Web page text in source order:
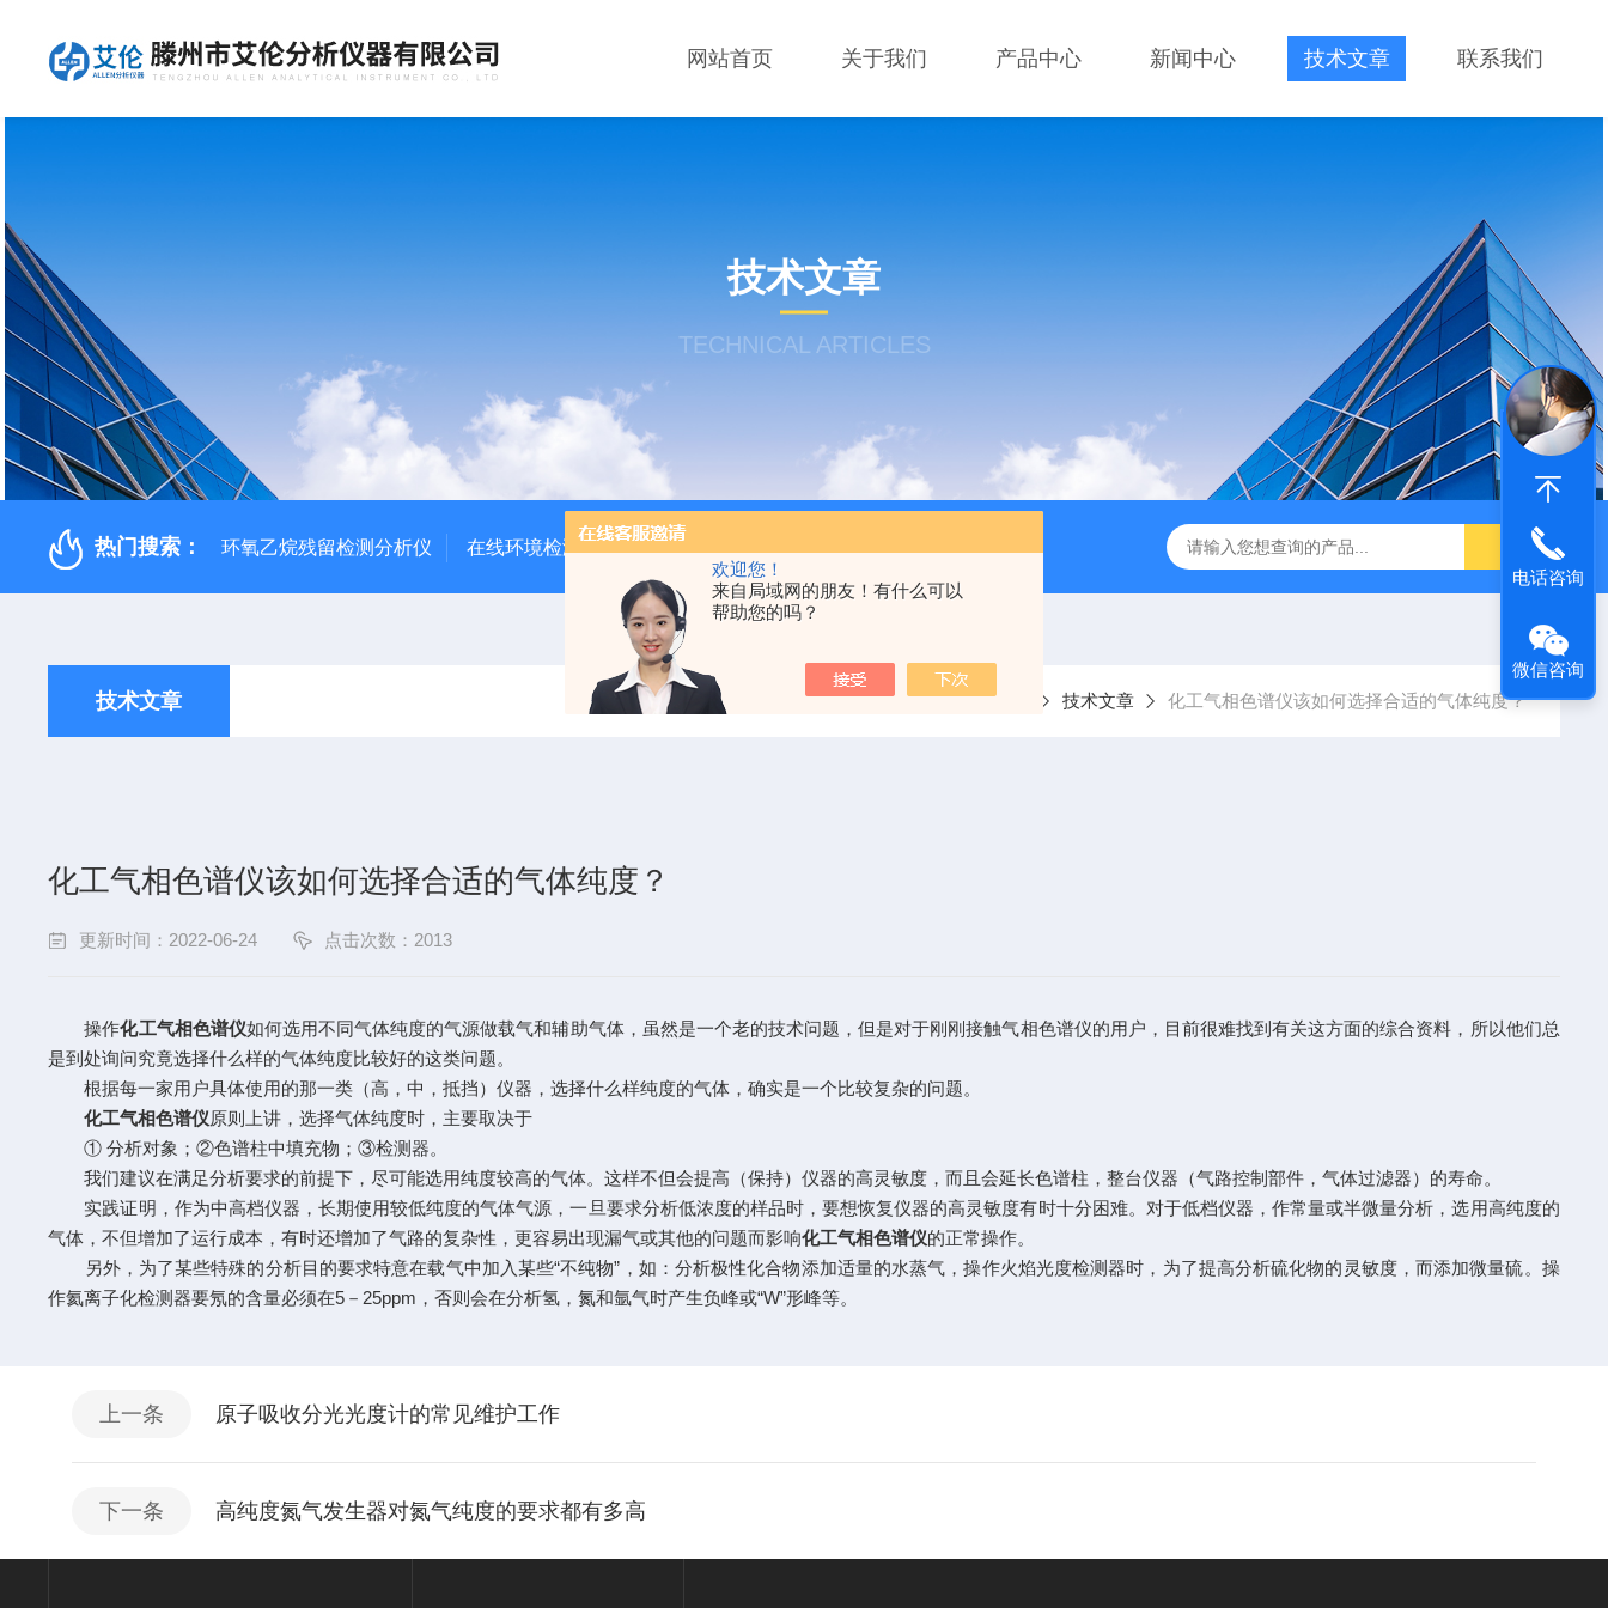
欢迎您！
来自局域网的朋友！有什么可以
帮助您的吗？
网站首页 关于我们 产品中心 新闻中心 技术文章 联系我们
技术文章
TECHNICAL ARTICLES
热门搜索： 环氧乙烷残留检测分析仪 在线环境检测VOC色谱仪 WS-2000水分测出厂报价 分析色谱仪 青岛水分测定仪
技术文章 当前位置：首页 技术文章 化工气相色谱仪该如何选择合适的气体纯度？
化工气相色谱仪该如何选择合适的气体纯度？
更新时间：2022-06-24 点击次数：2013
操作化工气相色谱仪如何选用不同气体纯度的气源做载气和辅助气体，虽然是一个老的技术问题，但是对于刚刚接触气相色谱仪的用户，目前很难找到有关这方面的综合资料，所以他们总
是到处询问究竟选择什么样的气体纯度比较好的这类问题。
根据每一家用户具体使用的那一类（高，中，抵挡）仪器，选择什么样纯度的气体，确实是一个比较复杂的问题。
化工气相色谱仪原则上讲，选择气体纯度时，主要取决于
① 分析对象；②色谱柱中填充物；③检测器。
我们建议在满足分析要求的前提下，尽可能选用纯度较高的气体。这样不但会提高（保持）仪器的高灵敏度，而且会延长色谱柱，整台仪器（气路控制部件，气体过滤器）的寿命。
实践证明，作为中高档仪器，长期使用较低纯度的气体气源，一旦要求分析低浓度的样品时，要想恢复仪器的高灵敏度有时十分困难。对于低档仪器，作常量或半微量分析，选用高纯度的
气体，不但增加了运行成本，有时还增加了气路的复杂性，更容易出现漏气或其他的问题而影响化工气相色谱仪的正常操作。
另外，为了某些特殊的分析目的要求特意在载气中加入某些“不纯物”，如：分析极性化合物添加适量的水蒸气，操作火焰光度检测器时，为了提高分析硫化物的灵敏度，而添加微量硫。操
作氦离子化检测器要氖的含量必须在5－25ppm，否则会在分析氢，氮和氩气时产生负峰或“W”形峰等。
上一条 原子吸收分光光度计的常见维护工作
下一条 高纯度氮气发生器对氮气纯度的要求都有多高
电话咨询
微信咨询